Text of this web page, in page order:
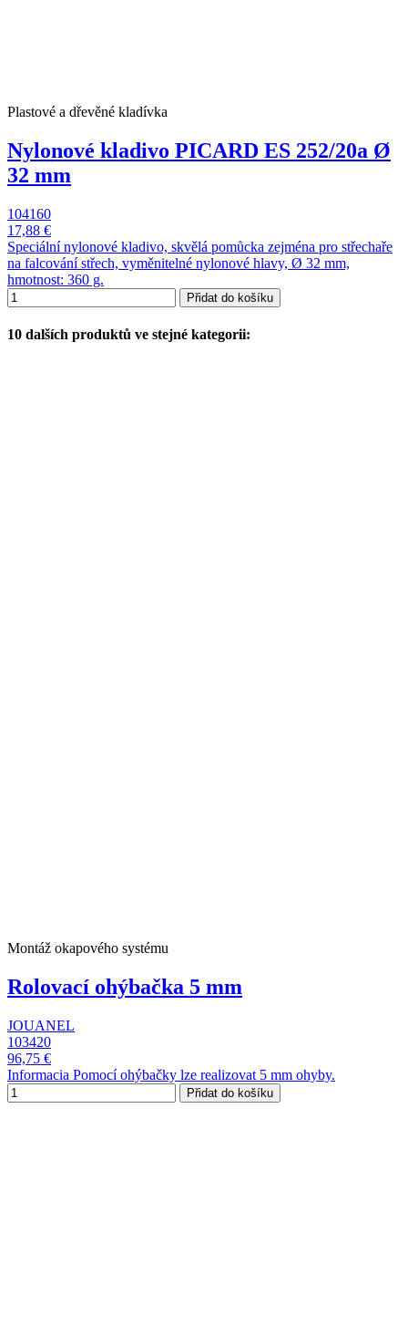
Plastové a dřevěné kladívka
Nylonové kladivo PICARD ES 252/20a Ø
32 mm
104160
17,88 €
Speciální nylonové kladivo, skvělá pomůcka zejména pro střechaře
na falcování střech, vyměnitelné nylonové hlavy, Ø 32 mm,
hmotnost: 360 g.
Přidat do košíku
10 dalších produktů ve stejné kategorii:
Montáž okapového systému
Rolovací ohýbačka 5 mm
JOUANEL
103420
96,75 €
Informacia Pomocí ohýbačky lze realizovat 5 mm ohyby.
Přidat do košíku